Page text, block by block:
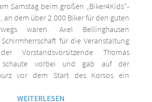
Samstag beim großen „Biker4Kids“-
an dem über 2.000 Biker für den guten
waren. Axel Bellinghausen
für die Veranstaltung
Vorstandsvorsitzende Thomas
schaute vorbei und gab auf der
vor dem Start des Korsos ein
WEITERLESEN